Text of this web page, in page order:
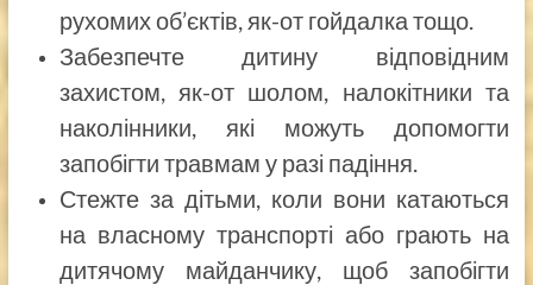
рухомих об’єктів, як-от гойдалка тощо.
Забезпечте дитину відповідним
захистом, як-от шолом, налокітники та
наколінники, які можуть допомогти
запобігти травмам у разі падіння.
Стежте за дітьми, коли вони катаються
на власному транспорті або грають на
дитячому майданчику, щоб запобігти